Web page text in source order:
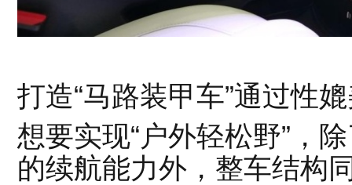
打造“马路装甲车”通过性
想要实现“户外轻松野”，
的续航能力外，整车结构